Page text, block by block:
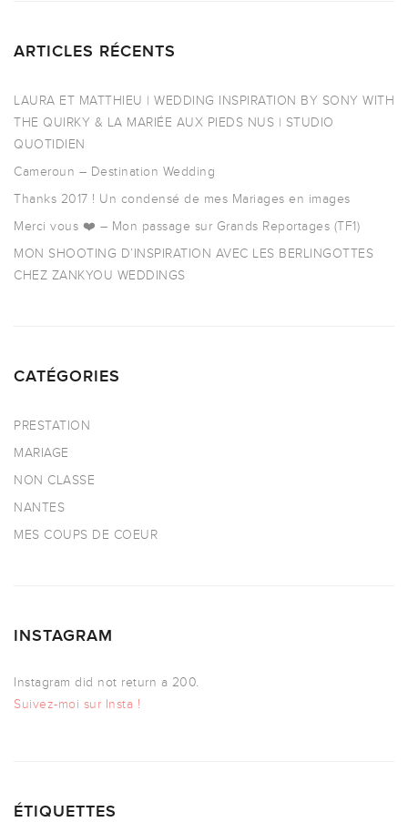
ARTICLES RÉCENTS
LAURA ET MATTHIEU | WEDDING INSPIRATION BY SONY WITH
THE QUIRKY & LA MARIÉE AUX PIEDS NUS | STUDIO
QUOTIDIEN
Cameroun – Destination Wedding
Thanks 2017 ! Un condensé de mes Mariages en images
Merci vous ❤️ – Mon passage sur Grands Reportages (TF1)
MON SHOOTING D’INSPIRATION AVEC LES BERLINGOTTES
CHEZ ZANKYOU WEDDINGS
CATÉGORIES
PRESTATION
MARIAGE
NON CLASSE
NANTES
MES COUPS DE COEUR
INSTAGRAM
Instagram did not return a 200.
Suivez-moi sur Insta !
ÉTIQUETTES